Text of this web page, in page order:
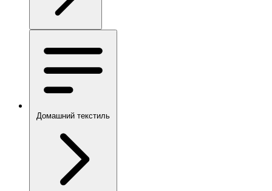
Домашний текстиль